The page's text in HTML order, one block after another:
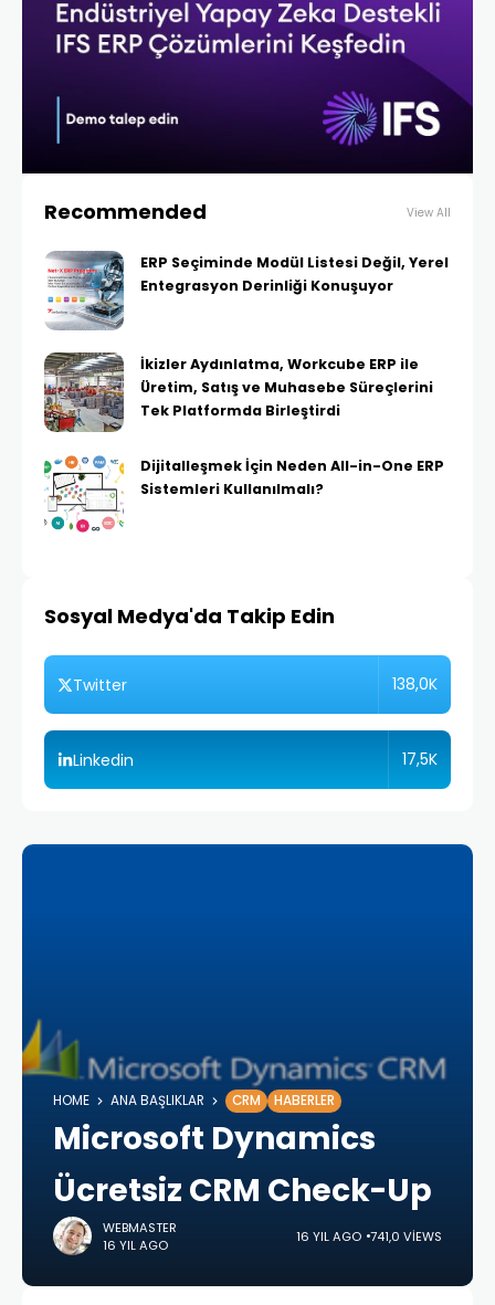
Recommended View All
ERP Seçiminde Modül Listesi Değil, Yerel
Entegrasyon Derinliği Konuşuyor
İkizler Aydınlatma, Workcube ERP ile
Üretim, Satış ve Muhasebe Süreçlerini
Tek Platformda Birleştirdi
Dijitalleşmek İçin Neden All-in-One ERP
Sistemleri Kullanılmalı?
Sosyal Medya'da Takip Edin
Twitter 138,0K
Linkedin 17,5K
HOME ANA BAŞLIKLAR CRM HABERLER
Microsoft Dynamics
Ücretsiz CRM Check-Up
WEBMASTER
16 YIL AGO
16 YIL AGO 741,0 VIEWS